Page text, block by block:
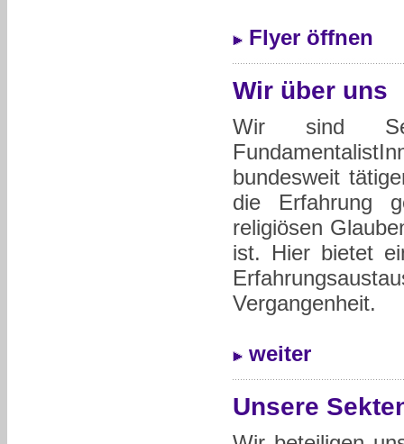
Flyer öffnen
Wir über uns
Wir sind
bundesweit
die Erfahrung
religiösen
ist. Hier bietet
Vergangenheit.
weiter
Unsere